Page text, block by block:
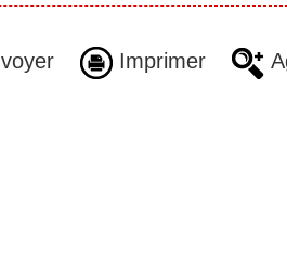
Imprimer